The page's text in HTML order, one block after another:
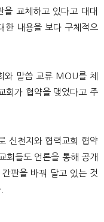
교체하고 있다고 대대
내용을 보다 구체적으
와 말씀 교류 MOU를 체
회가 협약을 맺었다고 주
신천지와 협력교회 협약
회들도 언론을 통해 공개
판을 바꿔 달고 있는 것